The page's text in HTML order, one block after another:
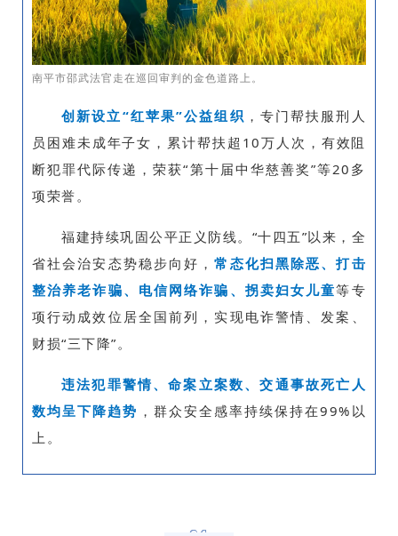
南平市邵武法官走在巡回审判的金色道路上。
创新设立“红苹果”公益组织 ，专门帮扶服刑人
员困难未成年子女，累计帮扶超10万人次，有效阻
断犯罪代际传递，荣获“第十届中华慈善奖”等20多
项荣誉。
福建持续巩固公平正义防线。“十四五”以来，全
省社会治安态势稳步向好，常态化扫黑除恶、打击
整治养老诈骗、电信网络诈骗、拐卖妇女儿童等专
项行动成效位居全国前列，实现电诈警情、发案、
财损“三下降”。
违法犯罪警情、命案立案数、交通事故死亡人
数均呈下降趋势 ，群众安全感率持续保持在99%以
上。